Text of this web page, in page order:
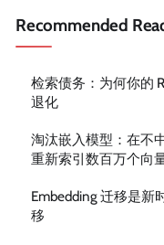
Recommended
检索债务：为何你的
退化
淘汰嵌入模型：在不
重新索引数百万个向
Embedding 迁移是新
移